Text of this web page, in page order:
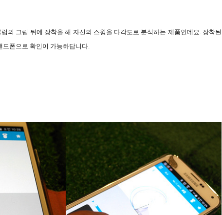
의 그립 뒤에 장착을 해 자신의 스윙을 다각도로 분석하는 제품인데요. 장착된
드폰으로 확인이 가능하답니다.